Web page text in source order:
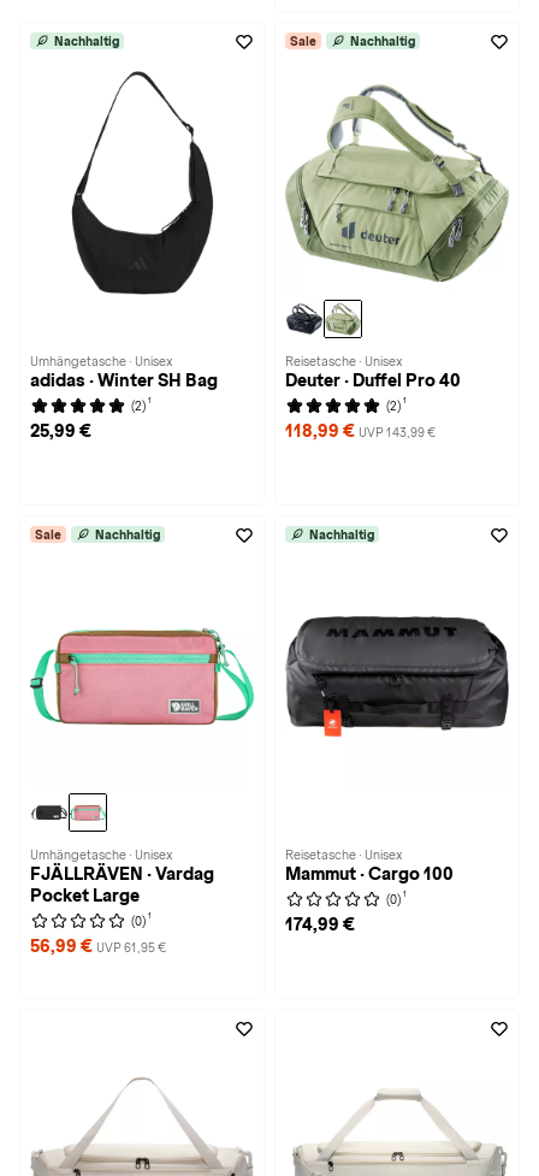
Nachhaltig
Umhängetasche · Unisex
adidas · Winter SH Bag
(2) 1
25,99 €
Sale Nachhaltig
Reisetasche · Unisex
Deuter · Duffel Pro 40
(2) 1
118,99 € UVP 143,99 €
Sale Nachhaltig
Umhängetasche · Unisex
FJÄLLRÄVEN · Vardag
Pocket Large
(0) 1
56,99 € UVP 61,95 €
Nachhaltig
Reisetasche · Unisex
Mammut · Cargo 100
(0) 1
174,99 €